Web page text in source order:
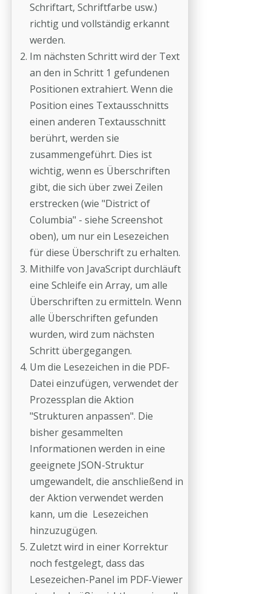
Schriftart, Schriftfarbe usw.)
richtig und vollständig erkannt
werden.
Im nächsten Schritt wird der Text
an den in Schritt 1 gefundenen
Positionen extrahiert. Wenn die
Position eines Textausschnitts
einen anderen Textausschnitt
berührt, werden sie
zusammengeführt. Dies ist
wichtig, wenn es Überschriften
gibt, die sich über zwei Zeilen
erstrecken (wie "District of
Columbia" - siehe Screenshot
oben), um nur ein Lesezeichen
für diese Überschrift zu erhalten.
Mithilfe von JavaScript durchläuft
eine Schleife ein Array, um alle
Überschriften zu ermitteln. Wenn
alle Überschriften gefunden
wurden, wird zum nächsten
Schritt übergegangen.
Um die Lesezeichen in die PDF-
Datei einzufügen, verwendet der
Prozessplan die Aktion
"Strukturen anpassen". Die
bisher gesammelten
Informationen werden in eine
geeignete JSON-Struktur
umgewandelt, die anschließend in
der Aktion verwendet werden
kann, um die Lesezeichen
hinzuzugügen.
Zuletzt wird in einer Korrektur
noch festgelegt, dass das
Lesezeichen-Panel im PDF-Viewer